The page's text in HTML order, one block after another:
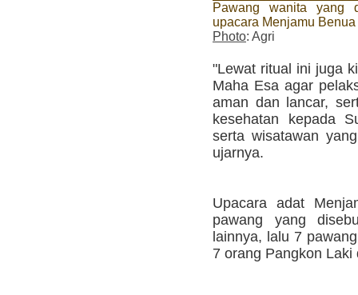
Pawang wanita yang
upacara Menjamu Benua
Photo: Agri
"Lewat ritual ini juga
Maha Esa agar
aman dan lancar,
kesehatan kepada
serta wisatawan
ujarnya.
Upacara adat
pawang yang
lainnya, lalu 7
7 orang Pangkon